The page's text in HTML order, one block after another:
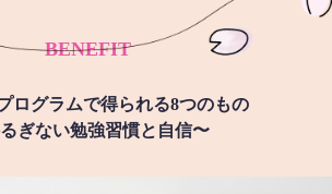
BENEFIT
ログラムで得られる8つのもの
ぎない勉強習慣と自信〜